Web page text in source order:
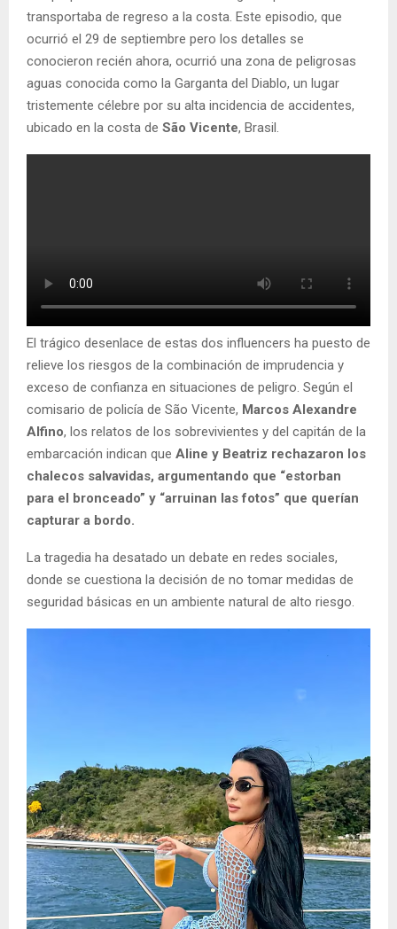
transportaba de regreso a la costa. Este episodio, que
ocurrió el 29 de septiembre pero los detalles se
conocieron recién ahora, ocurrió una zona de peligrosas
aguas conocida como la Garganta del Diablo, un lugar
tristemente célebre por su alta incidencia de accidentes,
ubicado en la costa de São Vicente, Brasil.
El trágico desenlace de estas dos influencers ha puesto de
relieve los riesgos de la combinación de imprudencia y
exceso de confianza en situaciones de peligro. Según el
comisario de policía de São Vicente, Marcos Alexandre
Alfino, los relatos de los sobrevivientes y del capitán de la
embarcación indican que Aline y Beatriz rechazaron los
chalecos salvavidas, argumentando que “estorban
para el bronceado” y “arruinan las fotos” que querían
capturar a bordo.
La tragedia ha desatado un debate en redes sociales,
donde se cuestiona la decisión de no tomar medidas de
seguridad básicas en un ambiente natural de alto riesgo.